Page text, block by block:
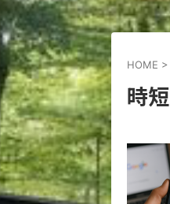
HOME >
時短